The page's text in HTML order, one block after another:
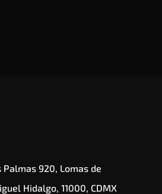
Palmas 920, Lomas de
Hidalgo, 11000, CDMX